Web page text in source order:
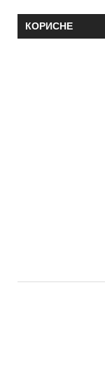
КОРИСНЕ